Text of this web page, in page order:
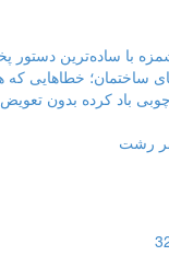
با ساده‌ترین دستور
ساختمان؛ خطاهایی
باد کرده بدون تعویض
بر رشت